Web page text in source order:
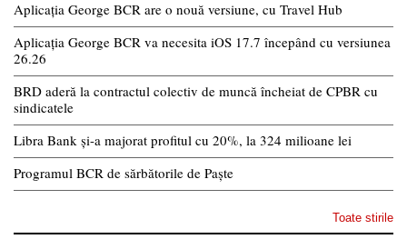
Aplicația George BCR are o nouă versiune, cu Travel Hub
Aplicația George BCR va necesita iOS 17.7 începând cu versiunea
26.26
BRD aderă la contractul colectiv de muncă încheiat de CPBR cu
sindicatele
Libra Bank și-a majorat profitul cu 20%, la 324 milioane lei
Programul BCR de sărbătorile de Paște
Toate stirile